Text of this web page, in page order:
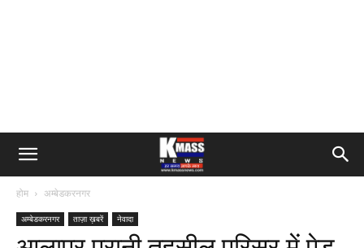
होम अम्बेडकरनगर
अम्बेडकरनगर ताज़ा ख़बरें नेवादा